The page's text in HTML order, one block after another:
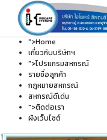
">Home
เกี่ยวกับบริษัทฯ
">โปรแกรมสหกรณ์
รายชื่อลูกค้า
กฎหมายสหกรณ์
สหกรณ์ดีเด่น
">ติดต่อเรา
ผังเว็บไซต์